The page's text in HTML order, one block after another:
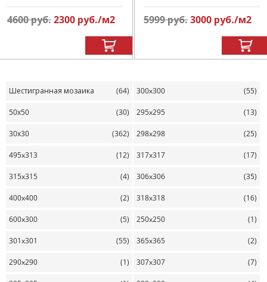
4600руб.2300 руб./м2 5999руб.3000 руб./м2
Шестигранная мозаика (64) 300x300 (55)
50х50 (30) 295x295 (13)
30х30 (362) 298x298 (25)
495x313 (12) 317x317 (17)
315x315 (4) 306x306 (35)
400x400 (2) 318x318 (16)
600x300 (5) 250x250 (1)
301x301 (55) 365x365 (2)
290x290 (1) 307x307 (7)